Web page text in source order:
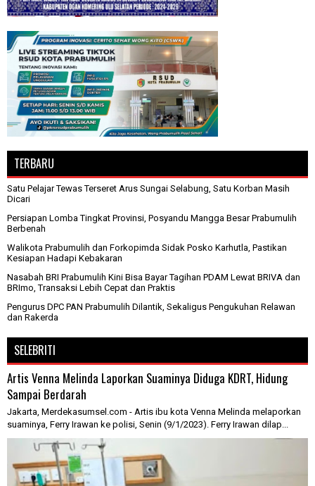
TERBARU
Satu Pelajar Tewas Terseret Arus Sungai Selabung, Satu Korban Masih
Dicari
Persiapan Lomba Tingkat Provinsi, Posyandu Mangga Besar Prabumulih
Berbenah
Walikota Prabumulih dan Forkopimda Sidak Posko Karhutla, Pastikan
Kesiapan Hadapi Kebakaran
Nasabah BRI Prabumulih Kini Bisa Bayar Tagihan PDAM Lewat BRIVA dan
BRImo, Transaksi Lebih Cepat dan Praktis
Pengurus DPC PAN Prabumulih Dilantik, Sekaligus Pengukuhan Relawan
dan Rakerda
SELEBRITI
Artis Venna Melinda Laporkan Suaminya Diduga KDRT, Hidung
Sampai Berdarah
Jakarta, Merdekasumsel.com - Artis ibu kota Venna Melinda melaporkan
suaminya, Ferry Irawan ke polisi, Senin (9/1/2023). Ferry Irawan dilap...